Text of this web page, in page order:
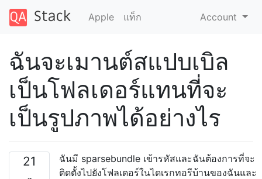
Apple แท็ก Account
ฉันจะเมานต์สแปบเบิล
เป็นโฟลเดอร์แทนที่จะ
เป็นรูปภาพได้อย่างไร
21
ฉันมี sparsebundle เข้ารหัสและฉันต้องการที่จะ
ติดตั้งไปยังโฟลเดอร์ในไดเรกทอรีบ้านของฉันและ